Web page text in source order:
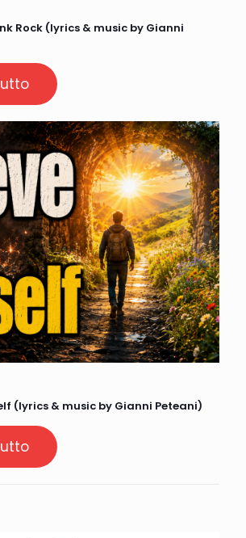
Rock (lyrics & music by Gianni
(lyrics & music by Gianni Peteani)